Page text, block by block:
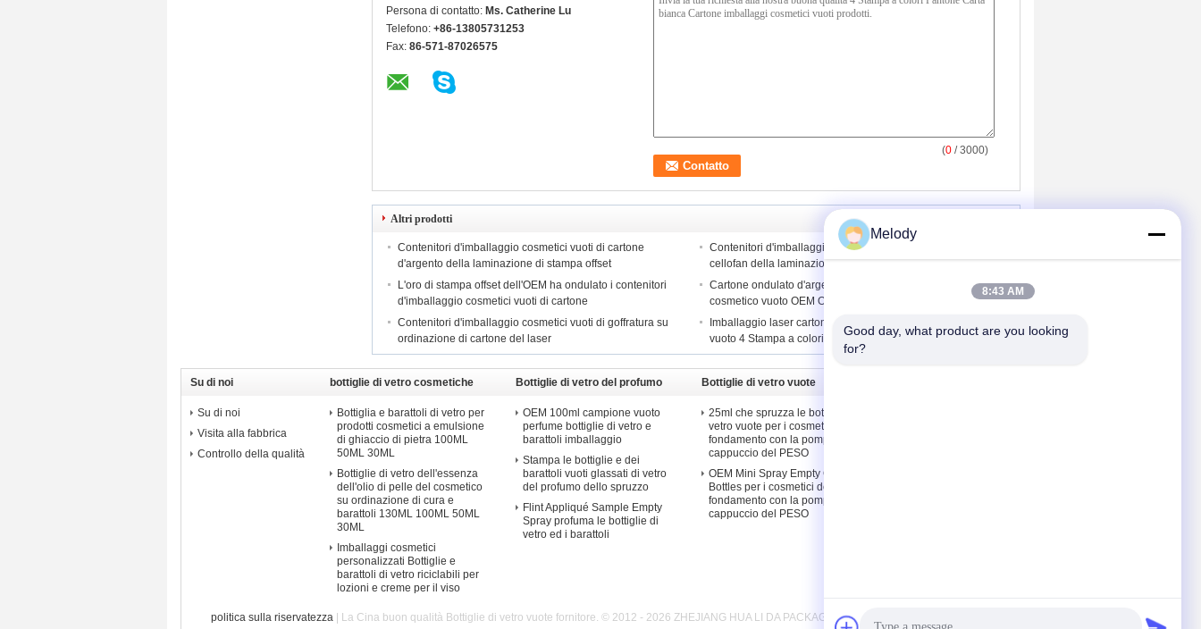
Persona di contatto: Ms. Catherine Lu
Telefono: +86-13805731253
Fax: 86-571-87026575
(0 / 3000)
Altri prodotti
Contenitori d'imballaggio cosmetici vuoti di cartone
d'argento della laminazione di stampa offset
Contenitori d'imballaggio cosmetici vuoti di cartone del
cellofan della laminazione di stampa offset dell'OEM
L'oro di stampa offset dell'OEM ha ondulato i contenitori
d'imballaggio cosmetici vuoti di cartone
Cartone ondulato d'argento scatole di imballaggio
cosmetico vuoto OEM Offset Printing
Contenitori d'imballaggio cosmetici vuoti di goffratura su
ordinazione di cartone del laser
Imballaggio laser cartone scatole di imballaggio cosmetico
vuoto 4 Stampa a colori Pantone
Su di noi
Su di noi
Visita alla fabbrica
Controllo della qualità
bottiglie di vetro cosmetiche
Bottiglia e barattoli di vetro per
prodotti cosmetici a emulsione
di ghiaccio di pietra 100ML
50ML 30ML
Bottiglie di vetro dell'essenza
dell'olio di pelle del cosmetico
su ordinazione di cura e
barattoli 130ML 100ML 50ML
30ML
Imballaggi cosmetici
personalizzati Bottiglie e
barattoli di vetro riciclabili per
lozioni e creme per il viso
Bottiglie di vetro del profumo
OEM 100ml campione vuoto
perfume bottiglie di vetro e
barattoli imballaggio
Stampa le bottiglie e dei
barattoli vuoti glassati di vetro
del profumo dello spruzzo
Flint Appliqué Sample Empty
Spray profuma le bottiglie di
vetro ed i barattoli
Bottiglie di vetro vuote
25ml che spruzza le bottiglie di
vetro vuote per i cosmetici del
fondamento con la pompa & il
cappuccio del PESO
OEM Mini Spray Empty Glass
Bottles per i cosmetici del
fondamento con la pompa & il
cappuccio del PESO
politica sulla riservatezza | La Cina buon qualità Bottiglie di vetro vuote fornitore. © 2012 - 2026 ZHEJIANG HUA LI DA PACKAGING CO,LTD. All Rights Reserved.
Melody
8:43 AM
Good day, what product are you looking
for?